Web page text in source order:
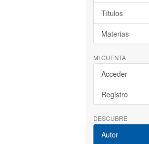
Títulos
Materias
MI CUENTA
Acceder
Registro
DESCUBRE
Autor